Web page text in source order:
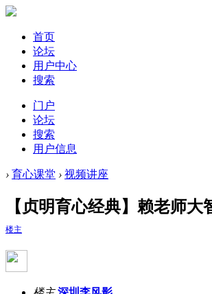
首页
论坛
用户中心
搜索
门户
论坛
搜索
用户信息
› 育心课堂 › 视频讲座
【贞明育心经典】赖老师大
楼主